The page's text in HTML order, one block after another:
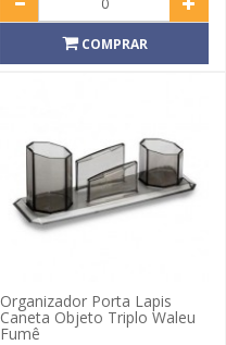
COMPRAR
Organizador Porta Lapis
Caneta Objeto Triplo Waleu
Fumê